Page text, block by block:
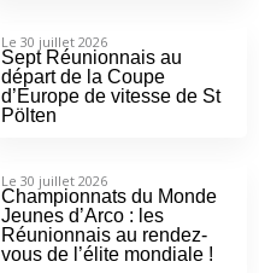
Le 30 juillet 2026
Sept Réunionnais au
départ de la Coupe
d’Europe de vitesse de St
Pölten
Le 30 juillet 2026
Championnats du Monde
Jeunes d’Arco : les
Réunionnais au rendez-
vous de l’élite mondiale !